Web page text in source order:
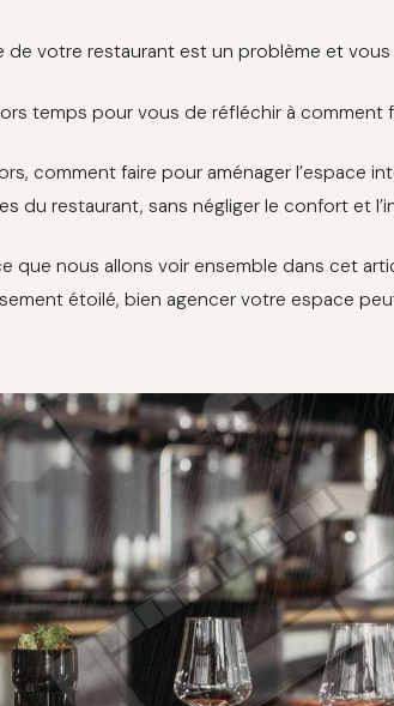
de votre restaurant est un problème et
temps pour vous de réfléchir à comment
comment faire pour aménager l’espace
du restaurant, sans négliger le confort et
que nous allons voir ensemble dans cet
étoilé, bien agencer votre espace